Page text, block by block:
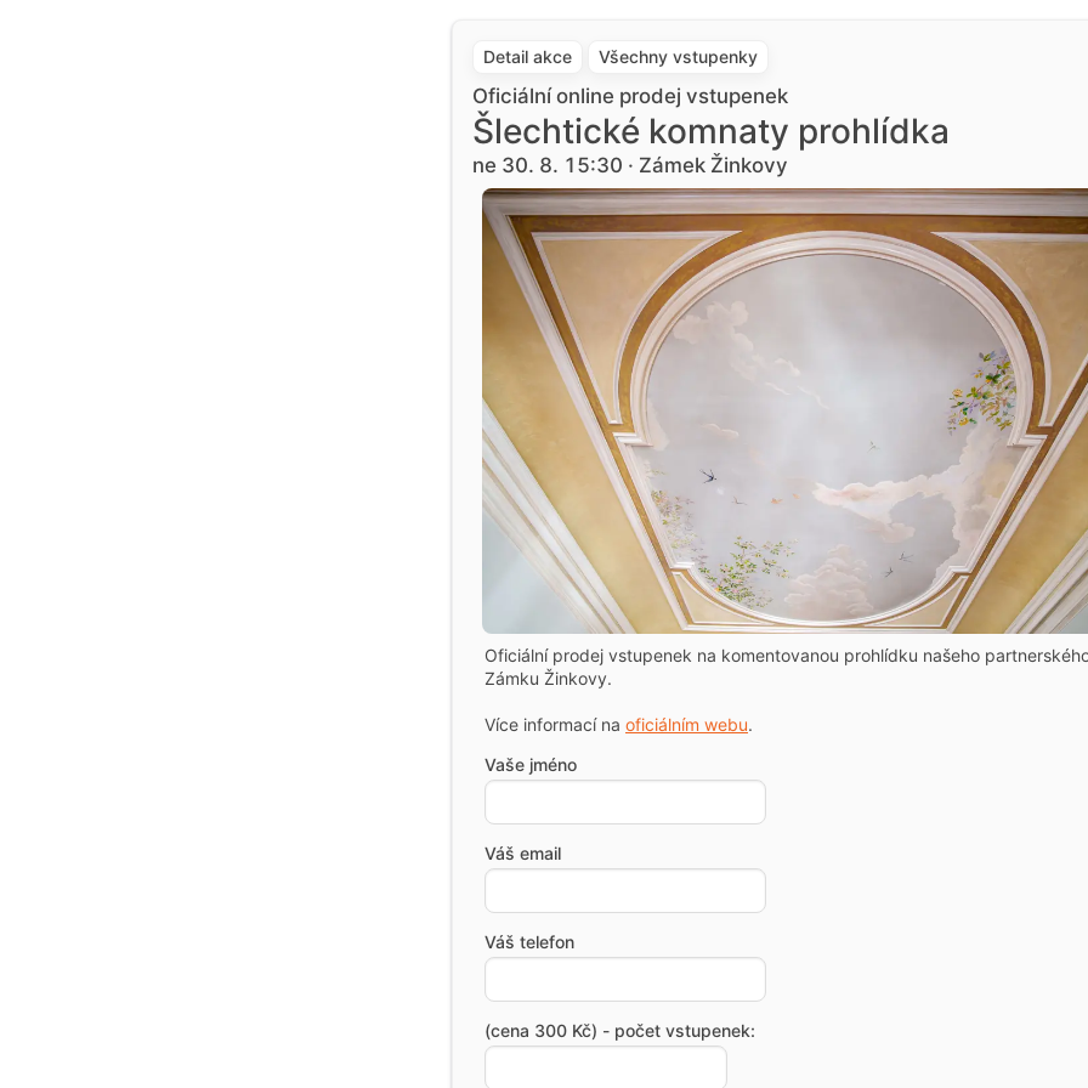
Detail akce Všechny vstupenky
Oficiální online prodej vstupenek
Šlechtické komnaty prohlídka
ne 30. 8. 15:30 · Zámek Žinkovy
Oficiální prodej vstupenek na komentovanou prohlídku našeho
Zámku Žinkovy.
Více informací na oficiálním webu.
Vaše jméno
Váš email
Váš telefon
(cena 300 Kč) - počet vstupenek: